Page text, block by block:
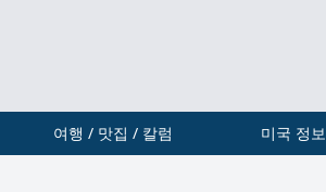
여행 / 맛집 / 칼럼 미국 정보